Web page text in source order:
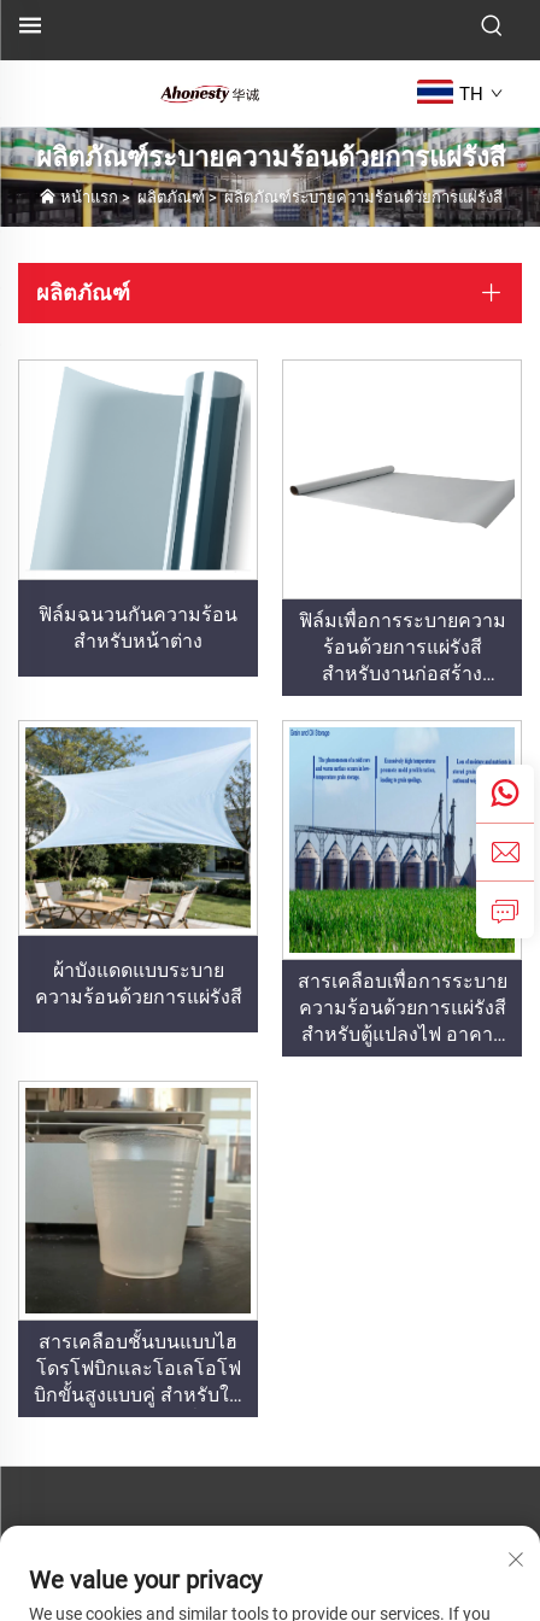
TH
ผลิตภัณฑ์ระบายความร้อนด้วยการแผ่รังสี
หน้าแรก>ผลิตภัณฑ์>ผลิตภัณฑ์ระบายความร้อนด้วยการแผ่รังสี
ผลิตภัณฑ์
ฟิล์มฉนวนกันความร้อน
สำหรับหน้าต่าง
ฟิล์มเพื่อการระบายความ
ร้อนด้วยการแผ่รังสี
สำหรับงานก่อสร้าง
อุปกรณ์ไฟฟ้า คลังสินค้า
อุตสาหกรรมและพิเศษ ถัง
น้ำมัน คลังเก็บธัญพืช
ระบบขนส่งและสิ่งอำนวย
ความสะดวกกลางแจ้ง
รวมถึงการใช้งานในไลฟ์
สไตล์รูปแบบใหม่
ผ้าบังแดดแบบระบาย
ความร้อนด้วยการแผ่รังสี
สารเคลือบเพื่อการระบาย
ความร้อนด้วยการแผ่รังสี
สำหรับตู้แปลงไฟ อาคาร
โรงงานแผ่นเหล็กสี ถังเก็บ
สารเคลือบชั้นบนแบบไฮ
โดรโฟบิกและโอเลโอโฟ
บิกขั้นสูงแบบคู่ สำหรับใช้
ร่วมกับสารเคลือบเพื่อการ
การแผ่รังสี หรือในสถาน
คุณสมบัติทั้งแบบกันน้ำ
โทรศัพท์:+86-13793890209
We value your privacy
We use cookies and similar tools to provide our services. If you